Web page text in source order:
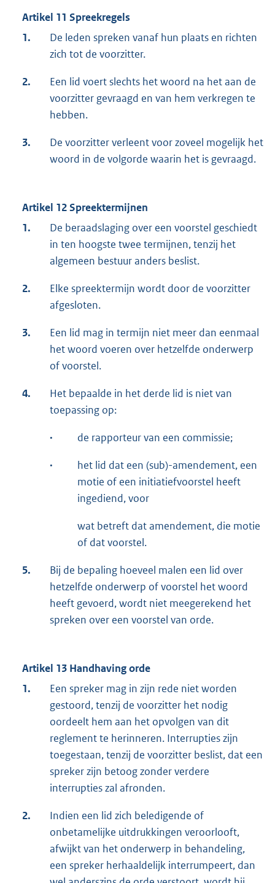
Artikel 11 Spreekregels
1.
De leden spreken vanaf hun plaats en richten
zich tot de voorzitter.
2.
Een lid voert slechts het woord na het aan de
voorzitter gevraagd en van hem verkregen te
hebben.
3.
De voorzitter verleent voor zoveel mogelijk het
woord in de volgorde waarin het is gevraagd.
Artikel 12 Spreektermijnen
1.
De beraadslaging over een voorstel geschiedt
in ten hoogste twee termijnen, tenzij het
algemeen bestuur anders beslist.
2.
Elke spreektermijn wordt door de voorzitter
afgesloten.
3.
Een lid mag in termijn niet meer dan eenmaal
het woord voeren over hetzelfde onderwerp
of voorstel.
4.
Het bepaalde in het derde lid is niet van
toepassing op:
· de rapporteur van een commissie;
·
het lid dat een (sub)-amendement, een
motie of een initiatiefvoorstel heeft
ingediend, voor
wat betreft dat amendement, die motie
of dat voorstel.
5.
Bij de bepaling hoeveel malen een lid over
hetzelfde onderwerp of voorstel het woord
heeft gevoerd, wordt niet meegerekend het
spreken over een voorstel van orde.
Artikel 13 Handhaving orde
1.
Een spreker mag in zijn rede niet worden
gestoord, tenzij de voorzitter het nodig
oordeelt hem aan het opvolgen van dit
reglement te herinneren. Interrupties zijn
toegestaan, tenzij de voorzitter beslist, dat een
spreker zijn betoog zonder verdere
interrupties zal afronden.
2.
Indien een lid zich beledigende of
onbetamelijke uitdrukkingen veroorlooft,
afwijkt van het onderwerp in behandeling,
een spreker herhaaldelijk interrumpeert, dan